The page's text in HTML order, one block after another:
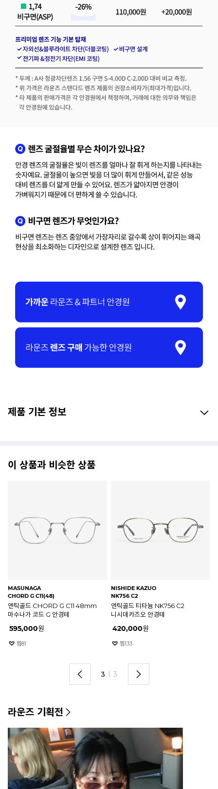
제품 기본 정보
이 상품과 비슷한 상품
MASUNAGA
CHORD G C11(48)
엔틱골드 CHORD G C11 48mm
마수나가 코드 G 안경테
595,000원
찜81
NISHIDE KAZUO
NK756 C2
엔틱골드 티타늄 NK756 C2
니시데카즈오 안경테
420,000원
찜133
3 3
라운즈 기획전